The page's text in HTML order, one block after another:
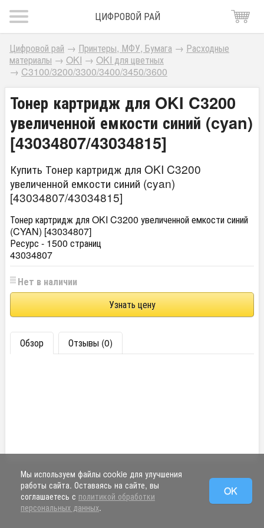
ЦИФРОВОЙ РАЙ
Цифровой рай → Принтеры, МФУ, Бумага → Расходные
материалы → OKI → OKI для цветных
→ C3100/3200/3300/3400/3450/3600
Тонер картридж для OKI C3200
увеличенной емкости синий (cyan)
[43034807/43034815]
Купить Тонер картридж для OKI C3200
увеличенной емкости синий (cyan)
[43034807/43034815]
Тонер картридж для OKI C3200 увеличенной емкости синий
(CYAN) [43034807]
Ресурс - 1500 страниц
43034807
Нет в наличии
Узнать цену
Обзор Отзывы (0)
Мы используем файлы cookie для улучшения
работы сайта. Оставаясь на сайте, вы
соглашаетесь с политикой обработки
персональных данных.
OK